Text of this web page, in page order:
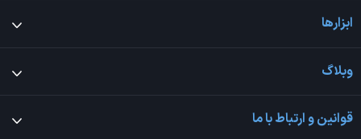
ابزارها
وبلاگ
قوانین و ارتباط با ما